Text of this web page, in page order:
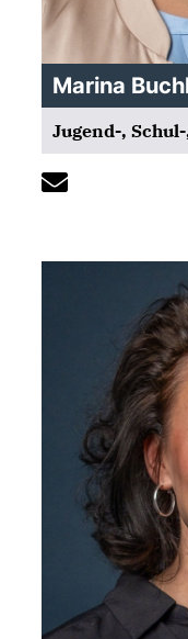
Marina
Jugend-,